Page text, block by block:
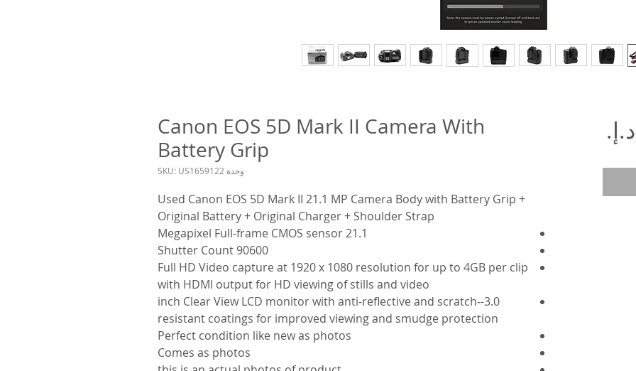
Canon EOS 5D Mark II Camera With
Battery Grip
وحدة SKU: US1659122
Used Canon EOS 5D Mark II 21.1 MP Camera Body with Battery Grip +
Original Battery + Original Charger + Shoulder Strap
21.1 Megapixel Full-frame CMOS sensor
Shutter Count 90600
Full HD Video capture at 1920 x 1080 resolution for up to 4GB per clip
with HDMI output for HD viewing of stills and video
3.0-inch Clear View LCD monitor with anti-reflective and scratch-
resistant coatings for improved viewing and smudge protection
Perfect condition like new as photos
Comes as photos